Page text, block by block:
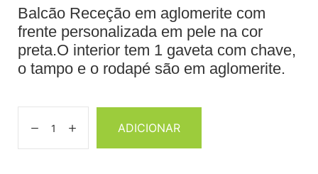
Balcão Receção em aglomerite com
frente personalizada em pele na cor
preta.O interior tem 1 gaveta com chave,
o tampo e o rodapé são em aglomerite.
ADICIONAR